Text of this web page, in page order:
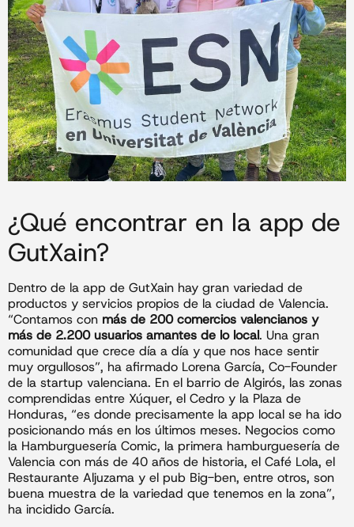
¿Qué encontrar en la app de
GutXain?
Dentro de la app de GutXain hay gran variedad de
productos y servicios propios de la ciudad de Valencia.
“Contamos con más de 200 comercios valencianos y
más de 2.200 usuarios amantes de lo local. Una gran
comunidad que crece día a día y que nos hace sentir
muy orgullosos”, ha afirmado Lorena García, Co-Founder
de la startup valenciana. En el barrio de Algirós, las zonas
comprendidas entre Xúquer, el Cedro y la Plaza de
Honduras, “es donde precisamente la app local se ha ido
posicionando más en los últimos meses. Negocios como
la Hamburguesería Comic, la primera hamburguesería de
Valencia con más de 40 años de historia, el Café Lola, el
Restaurante Aljuzama y el pub Big-ben, entre otros, son
buena muestra de la variedad que tenemos en la zona”,
ha incidido García.